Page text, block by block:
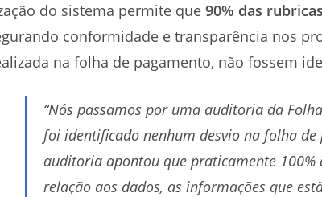
do sistema permite que 90% das
conformidade e transparência nos
na folha de pagamento, não fossem
“Nós passamos por uma auditoria da
foi identificado nenhum desvio na folha de
auditoria apontou que praticamente 100%
relação aos dados, as informações que